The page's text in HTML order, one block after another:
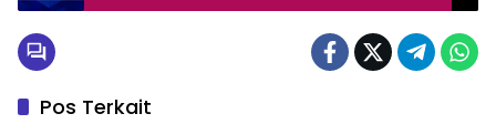
Pos Terkait